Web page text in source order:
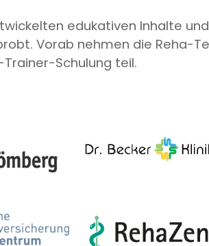
edukativen Inhalte
Vorab nehmen die Reha-
Schulung teil.